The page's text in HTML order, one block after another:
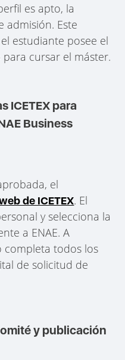
es apto, la
admisión. Este
estudiante posee el
cursar el máster.
ICETEX para
Business
el
de ICETEX. El
y selecciona la
a ENAE. A
completa todos los
de solicitud de
y publicación